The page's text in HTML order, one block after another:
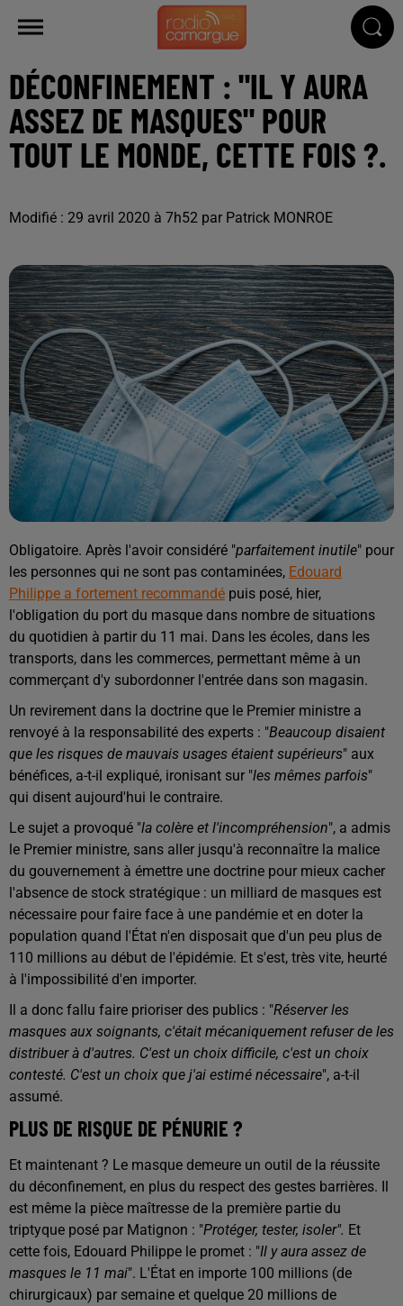
DÉCONFINEMENT : "IL Y AURA
ASSEZ DE MASQUES" POUR
TOUT LE MONDE, CETTE FOIS ?.
Modifié : 29 avril 2020 à 7h52 par Patrick MONROE
Obligatoire. Après l'avoir considéré "parfaitement inutile" pour
les personnes qui ne sont pas contaminées, Edouard
Philippe a fortement recommandé puis posé, hier,
l'obligation du port du masque dans nombre de situations
du quotidien à partir du 11 mai. Dans les écoles, dans les
transports, dans les commerces, permettant même à un
commerçant d'y subordonner l'entrée dans son magasin.
Un revirement dans la doctrine que le Premier ministre a
renvoyé à la responsabilité des experts : "Beaucoup disaient
que les risques de mauvais usages étaient supérieurs" aux
bénéfices, a-t-il expliqué, ironisant sur "les mêmes parfois"
qui disent aujourd'hui le contraire.
Le sujet a provoqué "la colère et l'incompréhension", a admis
le Premier ministre, sans aller jusqu'à reconnaître la malice
du gouvernement à émettre une doctrine pour mieux cacher
l'absence de stock stratégique : un milliard de masques est
nécessaire pour faire face à une pandémie et en doter la
population quand l'État n'en disposait que d'un peu plus de
110 millions au début de l'épidémie. Et s'est, très vite, heurté
à l'impossibilité d'en importer.
Il a donc fallu faire prioriser des publics : "Réserver les
masques aux soignants, c'était mécaniquement refuser de les
distribuer à d'autres. C'est un choix difficile, c'est un choix
contesté. C'est un choix que j'ai estimé nécessaire", a-t-il
assumé.
PLUS DE RISQUE DE PÉNURIE ?
Et maintenant ? Le masque demeure un outil de la réussite
du déconfinement, en plus du respect des gestes barrières. Il
est même la pièce maîtresse de la première partie du
triptyque posé par Matignon : "Protéger, tester, isoler". Et
cette fois, Edouard Philippe le promet : "Il y aura assez de
masques le 11 mai". L'État en importe 100 millions (de
chirurgicaux) par semaine et quelque 20 millions de